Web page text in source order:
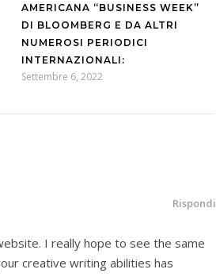
AMERICANA “BUSINESS WEEK”
DI BLOOMBERG E DA ALTRI
NUMEROSI PERIODICI
INTERNAZIONALI:
Settembre 6, 2022
Rispondi
I really hope to see the same
creative writing abilities has